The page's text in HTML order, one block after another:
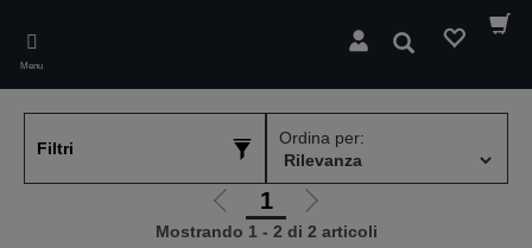
main
content
Menu
Cerca
Filtri
Ordina per:
Vai
alla
1
Vai
alla
Mostrando 1 - 2 di 2 articoli